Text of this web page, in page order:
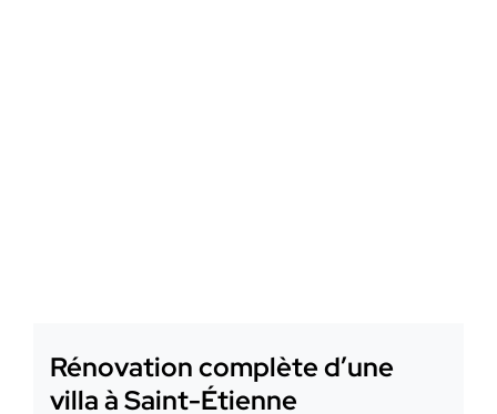
Rénovation complète d’une
villa à Saint-Étienne